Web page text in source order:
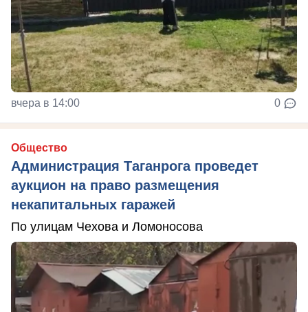
вчера в 14:00 0
Общество
Администрация Таганрога проведет
аукцион на право размещения
некапитальных гаражей
По улицам Чехова и Ломоносова